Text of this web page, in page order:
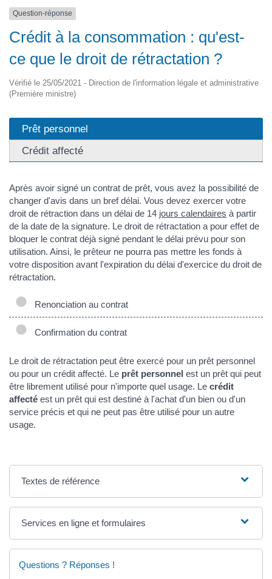
Question-réponse
Crédit à la consommation : qu'est-
ce que le droit de rétractation ?
Vérifié le 25/05/2021 - Direction de l'information légale et administrative
(Première ministre)
Prêt personnel
Crédit affecté
Après avoir signé un contrat de prêt, vous avez la possibilité de
changer d'avis dans un bref délai. Vous devez exercer votre
droit de rétraction dans un délai de 14 jours calendaires à partir
de la date de la signature. Le droit de rétractation a pour effet de
bloquer le contrat déjà signé pendant le délai prévu pour son
utilisation. Ainsi, le prêteur ne pourra pas mettre les fonds à
votre disposition avant l'expiration du délai d'exercice du droit de
rétractation.
Renonciation au contrat
Confirmation du contrat
Le droit de rétractation peut être exercé pour un prêt personnel
ou pour un crédit affecté. Le prêt personnel est un prêt qui peut
être librement utilisé pour n'importe quel usage. Le crédit
affecté est un prêt qui est destiné à l'achat d'un bien ou d'un
service précis et qui ne peut pas être utilisé pour un autre
usage.
Textes de référence
Services en ligne et formulaires
Questions ? Réponses !